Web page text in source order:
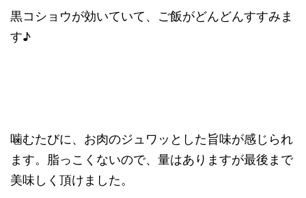
黒コショウが効いていて、ご飯がどんどんすすみま
す♪
噛むたびに、お肉のジュワッとした旨味が感じられ
ます。脂っこくないので、量はありますが最後まで
美味しく頂けました。